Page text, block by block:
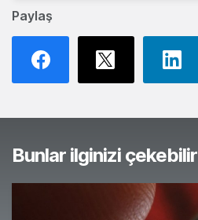
Paylaş
Bunlar ilginizi çekebilir